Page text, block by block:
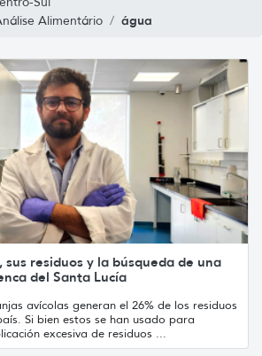
Alimentário
água
sus residuos y la búsqueda de una
del Santa Lucía
avícolas generan el 26% de los residuos
Si bien estos se han usado para
excesiva de residuos ...